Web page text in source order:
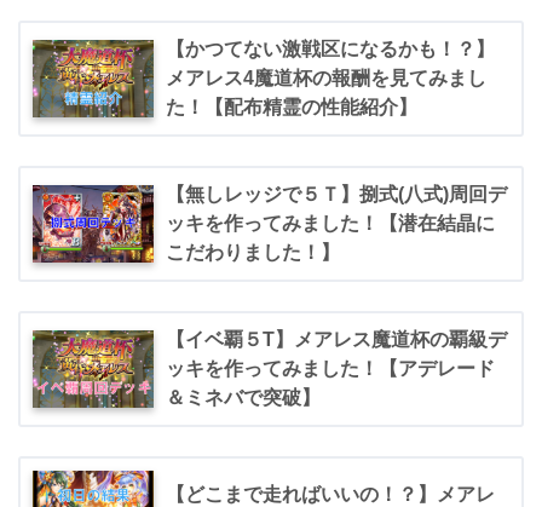
【かつてない激戦区になるかも！？】
メアレス4魔道杯の報酬を見てみまし
た！【配布精霊の性能紹介】
【無しレッジで５Ｔ】捌式(八式)周回デ
ッキを作ってみました！【潜在結晶に
こだわりました！】
【イベ覇５T】メアレス魔道杯の覇級デ
ッキを作ってみました！【アデレード
＆ミネバで突破】
【どこまで走ればいいの！？】メアレ